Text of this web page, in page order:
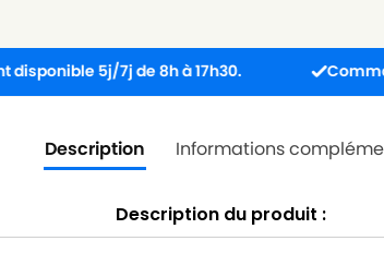
5j/7j de 8h à 17h30. Commandez
Description Informations
Description du produit :